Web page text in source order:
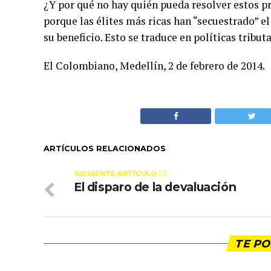
¿Y por qué no hay quién pueda resolver estos
porque las élites más ricas han “secuestrado”
su beneficio. Esto se traduce en políticas
El Colombiano, Medellín, 2 de febrero de 2014.
ARTÍCULOS RELACIONADOS
SIGUIENTE ARTÍCULO 👈🏻
El disparo de la devaluación
TE